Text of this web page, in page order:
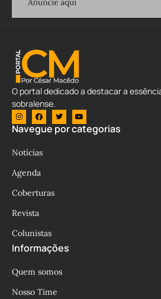
O portal dedicado a destacar a
sobralense.
Navegue por categorias
Notícias
Agenda
Coberturas
Revista
Colunistas
Informações
Quem somos
Nosso Time